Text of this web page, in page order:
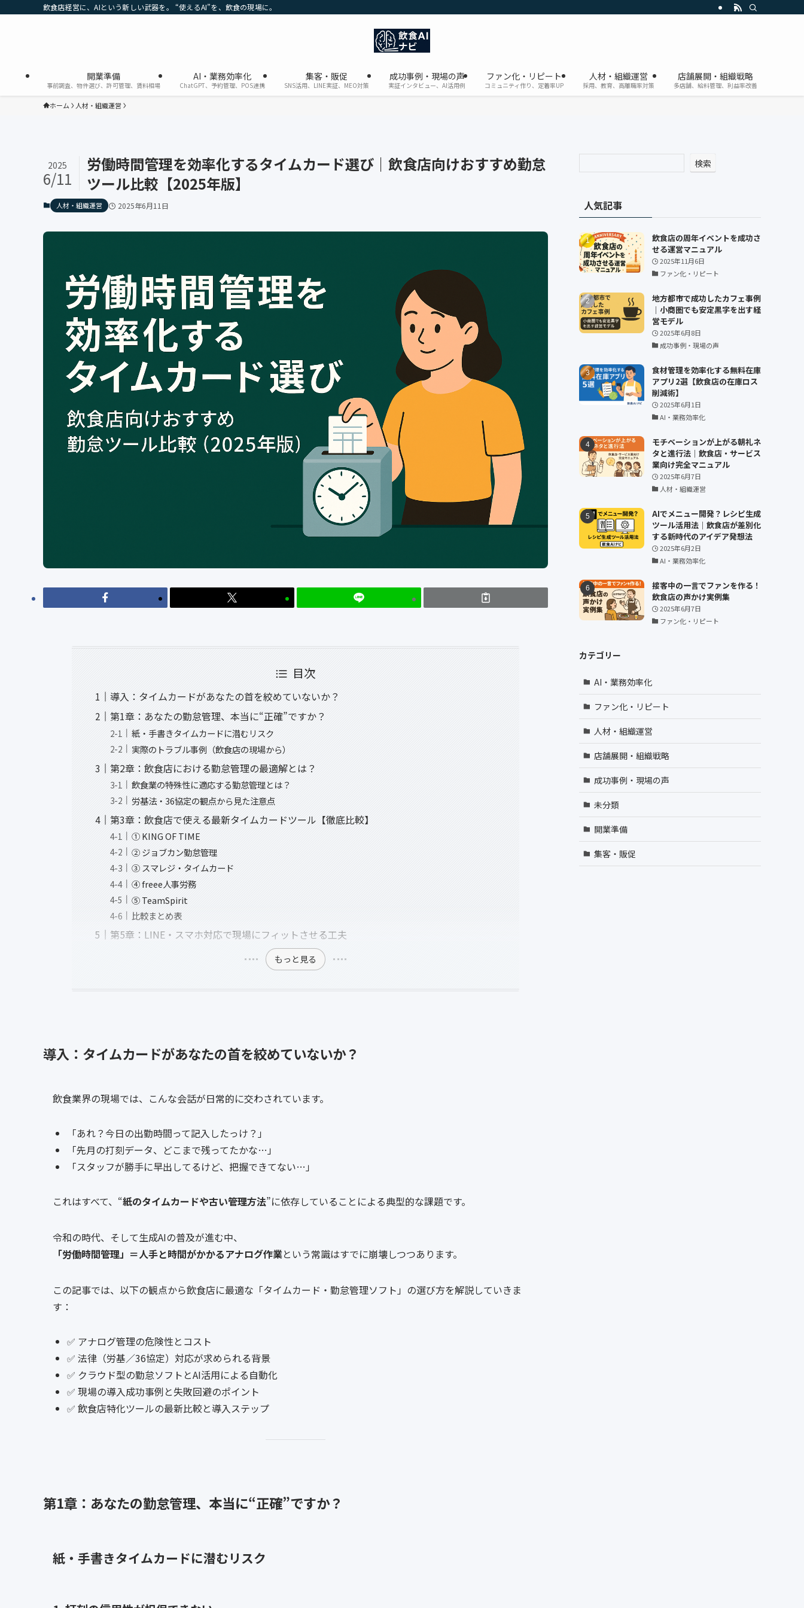
飲食店経営に、AIという新しい武器を。 “使えるAI”を、飲食の現場に。
開業準備
事前調査、物件選び、許可管理、賃料相場
AI・業務効率化
ChatGPT、予約管理、POS連携
集客・販促
SNS活用、LINE実証、MEO対策
成功事例・現場の声
実証インタビュー、AI活用例
ファン化・リピート
コミュニティ作り、定着率UP
人材・組織運営
採用、教育、高離職率対策
店舗展開・組織戦略
多店舗、給料管理、利益率改善
ホーム 人材・組織運営
労働時間管理を効率化するタイムカード選び｜飲食店向けおすすめ勤怠
ツール比較【2025年版】
2025
6/11
人材・組織運営 2025年6月11日
目次
導入：タイムカードがあなたの首を絞めていないか？
第1章：あなたの勤怠管理、本当に“正確”ですか？
紙・手書きタイムカードに潜むリスク
実際のトラブル事例（飲食店の現場から）
第2章：飲食店における勤怠管理の最適解とは？
飲食業の特殊性に適応する勤怠管理とは？
労基法・36協定の観点から見た注意点
第3章：飲食店で使える最新タイムカードツール【徹底比較】
① KING OF TIME
② ジョブカン勤怠管理
③ スマレジ・タイムカード
④ freee人事労務
⑤ TeamSpirit
比較まとめ表
第5章：LINE・スマホ対応で現場にフィットさせる工夫
もっと見る
導入：タイムカードがあなたの首を絞めていないか？
飲食業界の現場では、こんな会話が日常的に交わされています。
「あれ？今日の出勤時間って記入したっけ？」
「先月の打刻データ、どこまで残ってたかな…」
「スタッフが勝手に早出してるけど、把握できてない…」
これはすべて、“紙のタイムカードや古い管理方法”に依存していることによる典型的な課題です。
令和の時代、そして生成AIの普及が進む中、
「労働時間管理」＝人手と時間がかかるアナログ作業という常識はすでに崩壊しつつあります。
この記事では、以下の観点から飲食店に最適な「タイムカード・勤怠管理ソフト」の選び方を解説していきま
す：
✅ アナログ管理の危険性とコスト
✅ 法律（労基／36協定）対応が求められる背景
✅ クラウド型の勤怠ソフトとAI活用による自動化
✅ 現場の導入成功事例と失敗回避のポイント
✅ 飲食店特化ツールの最新比較と導入ステップ
第1章：あなたの勤怠管理、本当に“正確”ですか？
紙・手書きタイムカードに潜むリスク
検索
人気記事
飲食店の周年イベントを成功さ
せる運営マニュアル
2025年11月6日
ファン化・リピート
地方都市で成功したカフェ事例
｜小商圏でも安定黒字を出す経
営モデル
2025年6月8日
成功事例・現場の声
食材管理を効率化する無料在庫
アプリ2選【飲食店の在庫ロス
削減術】
2025年6月1日
AI・業務効率化
モチベーションが上がる朝礼ネ
タと進行法｜飲食店・サービス
業向け完全マニュアル
2025年6月7日
人材・組織運営
AIでメニュー開発？レシピ生成
ツール活用法｜飲食店が差別化
する新時代のアイデア発想法
2025年6月2日
AI・業務効率化
接客中の一言でファンを作る！
飲食店の声かけ実例集
2025年6月7日
ファン化・リピート
カテゴリー
AI・業務効率化
ファン化・リピート
人材・組織運営
店舗展開・組織戦略
成功事例・現場の声
未分類
開業準備
集客・販促